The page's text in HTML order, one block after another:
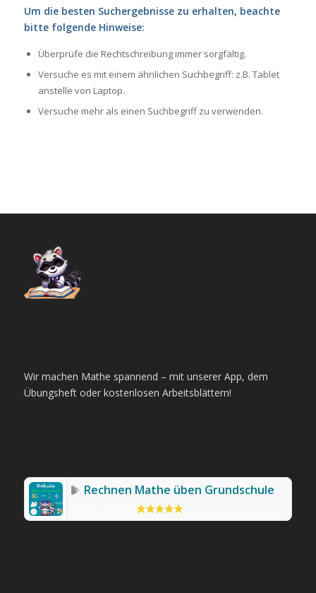
Um die besten Suchergebnisse zu erhalten, beachte
bitte folgende Hinweise:
Überprüfe die Rechtschreibung immer sorgfältig.
Versuche es mit einem ähnlichen Suchbegriff: z.B. Tablet
anstelle von Laptop.
Versuche mehr als einen Suchbegriff zu verwenden.
Wir machen Mathe spannend – mit unserer App, dem
Übungsheft oder kostenlosen Arbeitsblättern!
Rechnen Mathe üben Grundschule